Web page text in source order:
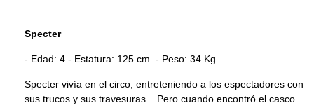
Specter
- Edad: 4 - Estatura: 125 cm. - Peso: 34 Kg.
Specter vivía en el circo, entreteniendo a los espectadores con
sus trucos y sus travesuras... Pero cuando encontró el casco